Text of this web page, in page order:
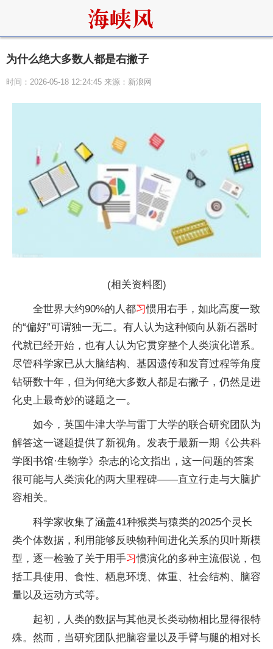
为什么绝大多数人都是右撇子
时间：2026-05-18 12:24:45 来源：新浪网
(相关资料图)
全世界大约90%的人都习惯用右手，如此高度一致
的“偏好”可谓独一无二。有人认为这种倾向从新石器时
代就已经开始，也有人认为它贯穿整个人类演化谱系。
尽管科学家已从大脑结构、基因遗传和发育过程等角度
钻研数十年，但为何绝大多数人都是右撇子，仍然是进
化史上最奇妙的谜题之一。
如今，英国牛津大学与雷丁大学的联合研究团队为
解答这一谜题提供了新视角。发表于最新一期《公共科
学图书馆·生物学》杂志的论文指出，这一问题的答案
很可能与人类演化的两大里程碑——直立行走与大脑扩
容相关。
科学家收集了涵盖41种猴类与猿类的2025个灵长
类个体数据，利用能够反映物种间进化关系的贝叶斯模
型，逐一检验了关于用手习惯演化的多种主流假说，包
括工具使用、食性、栖息环境、体重、社会结构、脑容
量以及运动方式等。
起初，人类的数据与其他灵长类动物相比显得很特
殊。然而，当研究团队把脑容量以及手臂与腿的相对长